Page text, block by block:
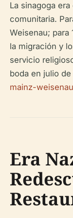
La sinagoga
comunitaria.
Weisenau; para
la migración y
servicio
boda en julio de
mainz-
Era